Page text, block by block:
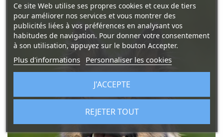
Ce site Web utilise ses propres cookies et ceux de tiers
pour améliorer nos services et vous montrer des
publicités liées à vos préférences en analysant vos
habitudes de navigation. Pour donner votre consentement
à son utilisation, appuyez sur le bouton Accepter.
Plus d'informations Personnaliser les cookies
REJETER TOUT
J'ACCEPTE